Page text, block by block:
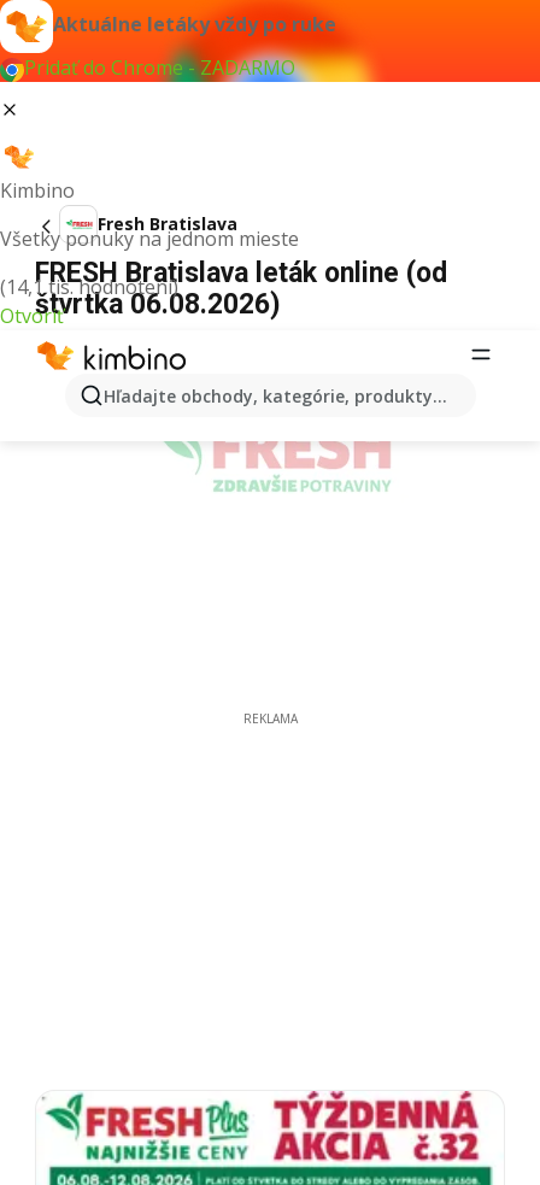
Aktuálne letáky vždy po ruke
Pridať do Chrome - ZADARMO
Kimbino
Všetky ponuky na jednom mieste
(14,1 tis. hodnotení)
Otvoriť
Hľadajte obchody, kategórie, produkty...
Fresh Bratislava
FRESH Bratislava leták online (od
štvrtka 06.08.2026)
REKLAMA